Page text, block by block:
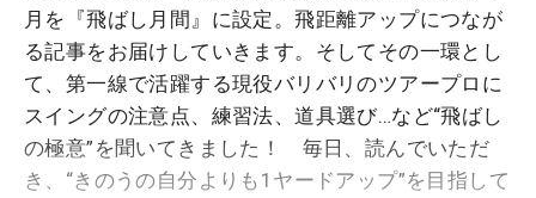
月を『飛ばし月間』に設定。飛距離アップにつなが
る記事をお届けしていきます。そしてその一環とし
て、第一線で活躍する現役バリバリのツアープロに
スイングの注意点、練習法、道具選び…など“飛ばし
の極意”を聞いてきました！ 毎日、読んでいただ
き、“きのうの自分よりも1ヤードアップ”を目指して